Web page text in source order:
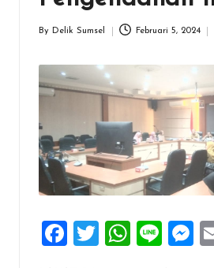
By Delik Sumsel Februari 5, 2024
F
T
W
Li